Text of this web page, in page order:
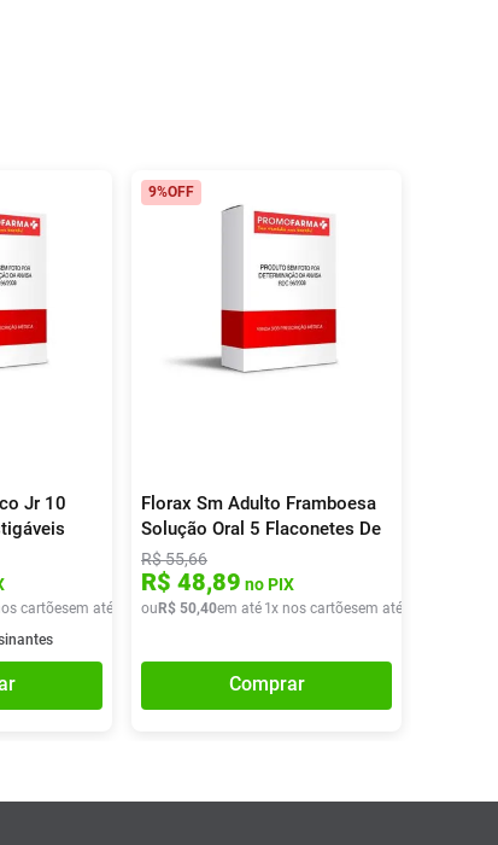
Jr 10
cartõesem até x deR$ 50,40
9%OFF
Florax Sm Adulto Framboesa
Solução Oral 5 Flaconetes De
5ml
R$55,66
R$ 48,89 no PIX
ou R$ 50,40em até 1x nos cartõesem até
Comprar